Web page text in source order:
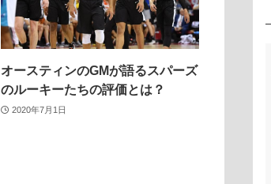
オースティンのGMが語るスパーズ
のルーキーたちの評価とは？
2020年7月1日